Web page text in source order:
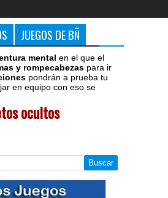
JUEGOS DE BÑ
mental en el que el
y rompecabezas para ir
pondrán a prueba tu
en equipo con eso se
ocultos